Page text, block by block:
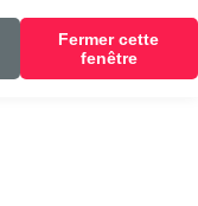
Fermer cette
fenêtre